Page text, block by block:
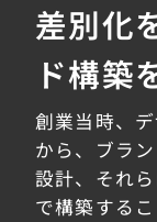
差別化
ド構築
創業当時、
から、ブラ
設計、それ
で構築するこ